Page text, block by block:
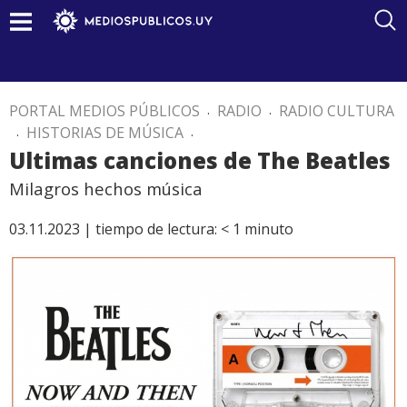
PORTAL MEDIOS PÚBLICOS . RADIO . RADIO CULTURA
. HISTORIAS DE MÚSICA .
Ultimas canciones de The Beatles
Milagros hechos música
03.11.2023 | tiempo de lectura: < 1 minuto